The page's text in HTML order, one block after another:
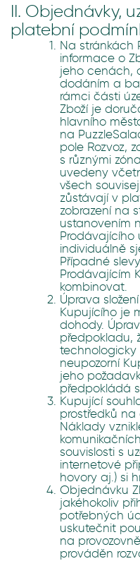
II. Objednávky,
platební
Na stránkách
informace o
jeho cenách,
dodáním a
rámci části
Zboží je
hlavního
na
pole Rozvoz,
s různými
uvedeny
všech
zůstávají v
zobrazení na
ustanovením
Prodávajícího
individuálně
Případné
Prodávajícím
kombinovat.
Úprava
Kupujícího je
dohody.
předpokladu,
technologicky
neupozorní
jeho
předpokládá
Kupující
prostředků na
Náklady
souvislosti s
internetové
hovory aj.) si
Objednávku
jakéhokoliv
potřebných
uskutečnit
na
prováděn